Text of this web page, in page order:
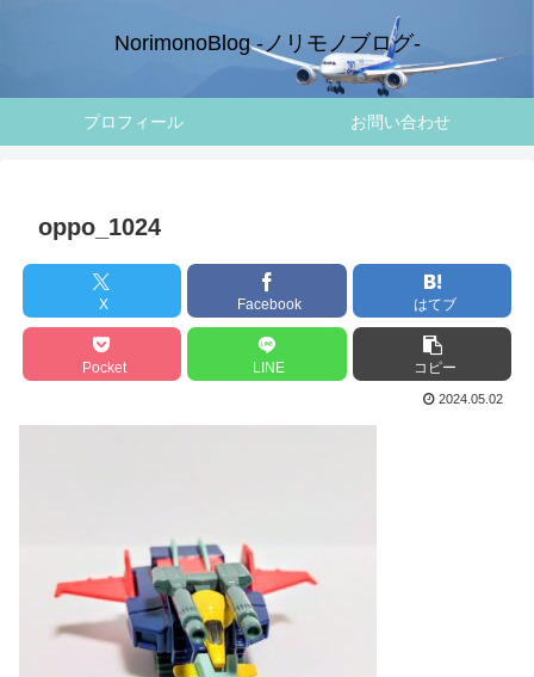
NorimonoBlog -ノリモノブログ-
プロフィール お問い合わせ
oppo_1024
X Facebook はてブ
Pocket LINE コピー
2024.05.02